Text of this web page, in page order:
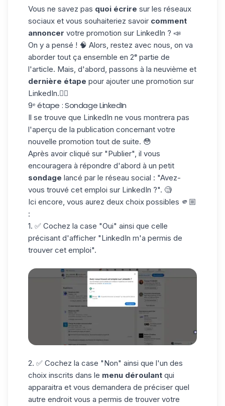
Vous ne savez pas quoi écrire sur les réseaux
sociaux et vous souhaiteriez savoir comment
annoncer votre promotion sur LinkedIn ? 📣
On y a pensé ! 🧠 Alors, restez avec nous, on va
aborder tout ça ensemble en 2ᵉ partie de
l'article. Mais, d'abord, passons à la neuvième et
dernière étape pour ajouter une promotion sur
LinkedIn.👇🏼
9ᵉ étape : Sondage LinkedIn
Il se trouve que LinkedIn ne vous montrera pas
l'aperçu de la publication concernant votre
nouvelle promotion tout de suite. 😳
Après avoir cliqué sur "Publier", il vous
encouragera à répondre d'abord à un petit
sondage lancé par le réseau social : "Avez-
vous trouvé cet emploi sur LinkedIn ?". 🧐
Ici encore, vous aurez deux choix possibles 🫵🏼
:
1. ✅ Cochez la case "Oui" ainsi que celle
précisant d'afficher "LinkedIn m'a permis de
trouver cet emploi".
2. ✅ Cochez la case "Non" ainsi que l'un des
choix inscrits dans le menu déroulant qui
apparaitra et vous demandera de préciser quel
autre endroit vous a permis de trouver votre